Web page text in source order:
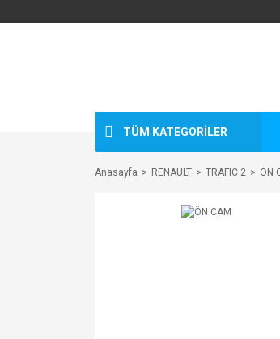
TÜM KATEGORİLER
Anasayfa RENAULT TRAFIC 2 ÖN